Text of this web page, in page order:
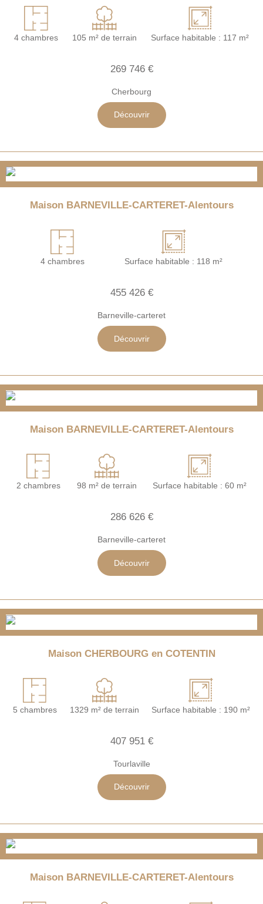
4 chambres 105 m² de terrain Surface habitable : 117 m²
269 746 €
Cherbourg
Découvrir
Maison BARNEVILLE-CARTERET-Alentours
4 chambres Surface habitable : 118 m²
455 426 €
Barneville-carteret
Découvrir
Maison BARNEVILLE-CARTERET-Alentours
2 chambres 98 m² de terrain Surface habitable : 60 m²
286 626 €
Barneville-carteret
Découvrir
Maison CHERBOURG en COTENTIN
5 chambres 1329 m² de terrain Surface habitable : 190 m²
407 951 €
Tourlaville
Découvrir
Maison BARNEVILLE-CARTERET-Alentours